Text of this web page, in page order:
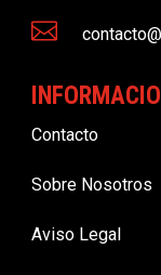

Contacto
Sobre Nosotros
Aviso Legal